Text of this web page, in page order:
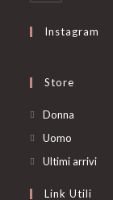
Instagram
Store
Donna
tab
Uomo
in
new
Ultimi arrivi
Link Utili